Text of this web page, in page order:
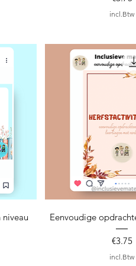
incl.Btw
Snel
Eenvoudige
Prijs
€3.75
incl.Btw